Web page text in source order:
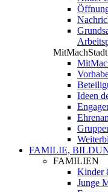
MitMachStadt
Ideen
FAMILIE,
FAMILIEN
Kinder
Junge